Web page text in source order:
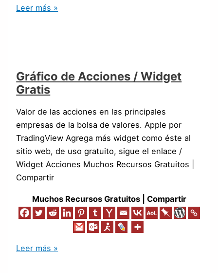
Leer más »
Gráfico de Acciones / Widget
Gratis
Valor de las acciones en las principales
empresas de la bolsa de valores. Apple por
TradingView Agrega más widget como éste al
sitio web, de uso gratuito, sigue el enlace /
Widget Acciones Muchos Recursos Gratuitos |
Compartir
Muchos Recursos Gratuitos | Compartir
Leer más »